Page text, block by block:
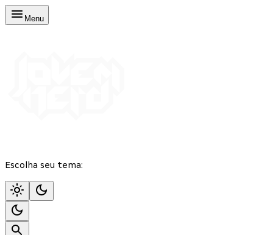
Menu
Escolha seu tema: